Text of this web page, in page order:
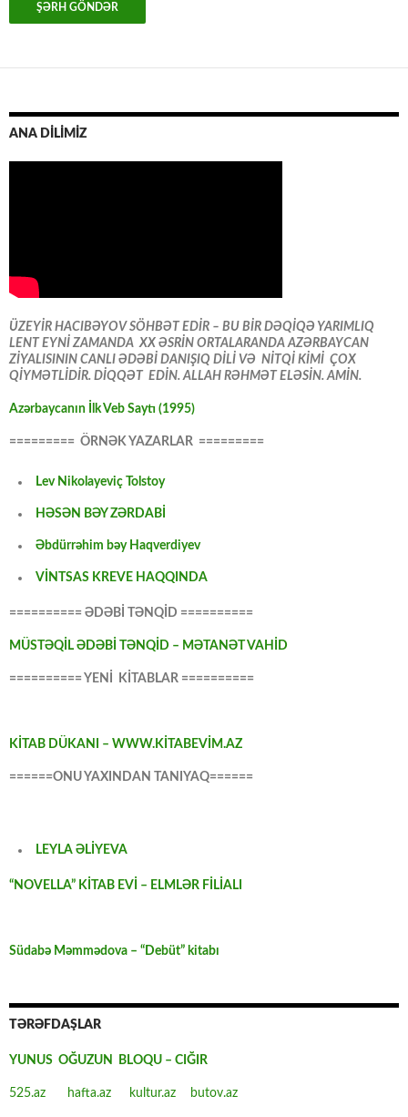
ANA DİLİMİZ
ÜZEYİR HACIBƏYOV SÖHBƏT EDİR – BU BİR DƏQİQƏ YARIMLIQ
LENT EYNİ ZAMANDA XX ƏSRİN ORTALARANDA AZƏRBAYCAN
ZİYALISININ CANLI ƏDƏBİ DANIŞIQ DİLİ VƏ NİTQİ KİMİ ÇOX
QİYMƏTLİDİR. DİQQƏT EDİN. ALLAH RƏHMƏT ELƏSİN. AMİN.
Azərbaycanın İlk Veb Saytı (1995)
========= ÖRNƏK YAZARLAR =========
Lev Nikolayeviç Tolstoy
HƏSƏN BƏY ZƏRDABİ
Əbdürrəhim bəy Haqverdiyev
VİNTSAS KREVE HAQQINDA
========== ƏDƏBİ TƏNQİD ==========
MÜSTƏQİL ƏDƏBİ TƏNQİD – MƏTANƏT VAHİD
========== YENİ KİTABLAR ==========
KİTAB DÜKANI – WWW.KİTABEVİM.AZ
======ONU YAXINDAN TANIYAQ======
LEYLA ƏLİYEVA
“NOVELLA” KİTAB EVİ – ELMLƏR FİLİALI
Südabə Məmmədova – “Debüt” kitabı
TƏRƏFDAŞLAR
YUNUS OĞUZUN BLOQU – CIĞIR
525.az hafta.az kultur.az butov.az